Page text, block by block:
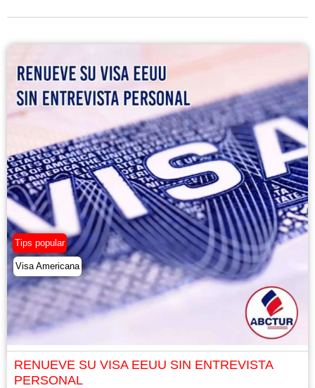
RENUEVE SU VISA EEUU SIN ENTREVISTA
PERSONAL
Visa Americana
Tips popular